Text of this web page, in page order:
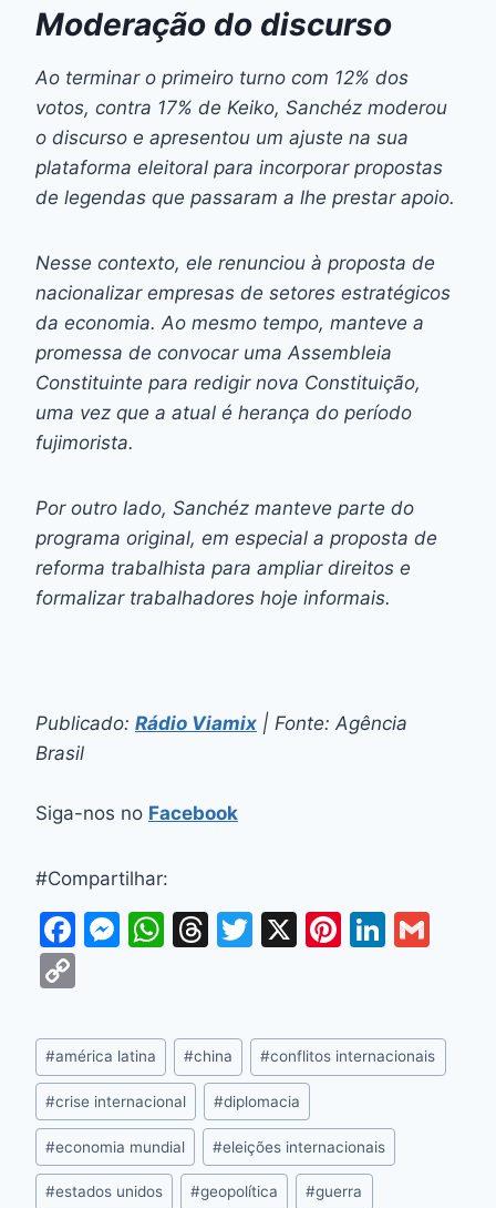
Moderação do discurso
Ao terminar o primeiro turno com 12% dos
votos, contra 17% de Keiko, Sanchéz moderou
o discurso e apresentou um ajuste na sua
plataforma eleitoral para incorporar propostas
de legendas que passaram a lhe prestar apoio.
Nesse contexto, ele renunciou à proposta de
nacionalizar empresas de setores estratégicos
da economia. Ao mesmo tempo, manteve a
promessa de convocar uma Assembleia
Constituinte para redigir nova Constituição,
uma vez que a atual é herança do período
fujimorista.
Por outro lado, Sanchéz manteve parte do
programa original, em especial a proposta de
reforma trabalhista para ampliar direitos e
formalizar trabalhadores hoje informais.
Publicado: Rádio Viamix | Fonte: Agência
Brasil
Siga-nos no Facebook
#Compartilhar:
F
e
b
o
o
k
M
s
e
n
g
er
W
s
A
p
p
T
a
d
s
T
er
X
Pi
e
st
Li
e
dI
l
p
y
Li
n
k
#américa latina #china #conflitos internacionais
#crise internacional #diplomacia
#economia mundial #eleições internacionais
#estados unidos #geopolítica #guerra